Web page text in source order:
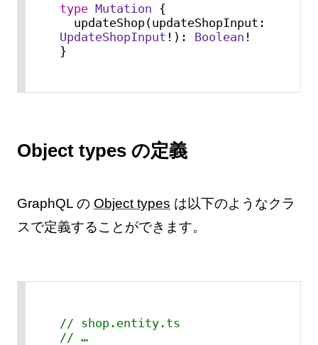
type Mutation {
UpdateShopInput !): Boolean !
}
Object types の定義
GraphQL の Object types は以下のようなクラ
スで定義することができます。
// shop.entity.ts
// …